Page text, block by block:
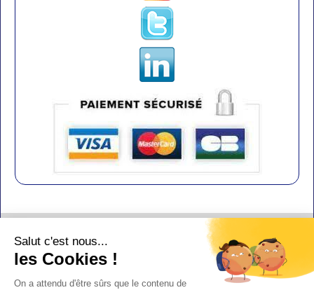
Salut c'est nous...
les Cookies !
On a attendu d'être sûrs que le contenu de